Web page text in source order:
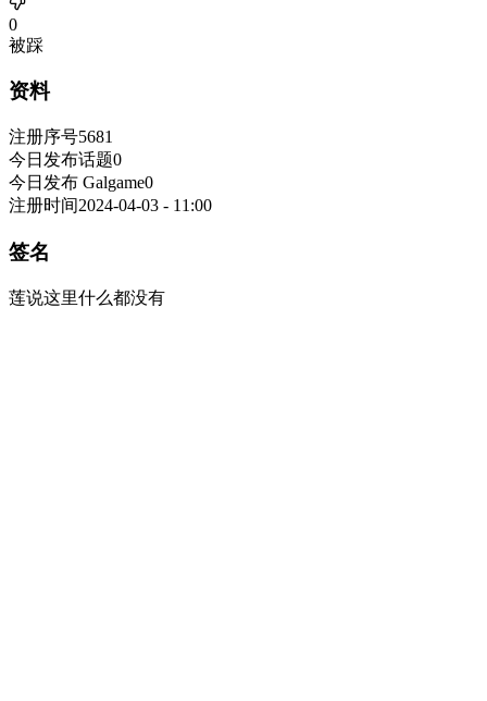
0
被踩
资料
注册序号5681
今日发布话题0
今日发布 Galgame0
注册时间2024-04-03 - 11:00
签名
莲说这里什么都没有